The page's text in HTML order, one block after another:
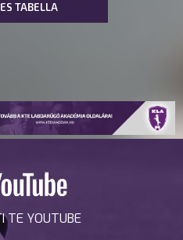
TABELLA
TE YOUTUBE